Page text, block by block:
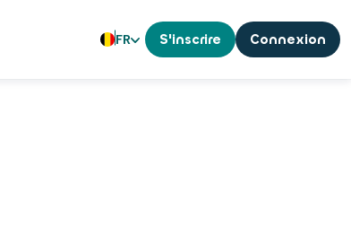
FR S'inscrire Connexion